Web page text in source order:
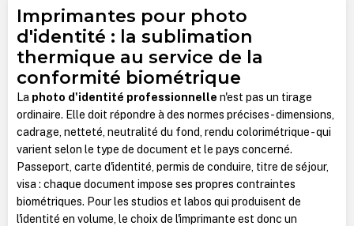
Imprimantes pour photo
d'identité : la sublimation
thermique au service de la
conformité biométrique
La photo d'identité professionnelle n'est pas un tirage
ordinaire. Elle doit répondre à des normes précises - dimensions,
cadrage, netteté, neutralité du fond, rendu colorimétrique - qui
varient selon le type de document et le pays concerné.
Passeport, carte d'identité, permis de conduire, titre de séjour,
visa : chaque document impose ses propres contraintes
biométriques. Pour les studios et labos qui produisent de
l'identité en volume, le choix de l'imprimante est donc un